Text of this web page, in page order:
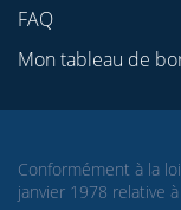
FAQ
Mon tableau de
Conformément à la
janvier 1978 relative